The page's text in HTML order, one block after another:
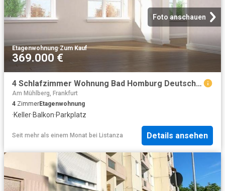
Foto anschauen
Etagenwohnung·Zum Kauf
369.000 €
4 Schlafzimmer Wohnung Bad Homburg Deutschland 103740592
Am Mühlberg, Frankfurt
4 ZimmerEtagenwohnung
·Keller·Balkon·Parkplatz
Seit mehr als einem Monat bei Listanza Details ansehen